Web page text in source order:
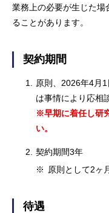
業務上の必要が生じた場
ることがあります。
契約期間
1.
原則、2026年4月
は事情により応相
※早期に着任し研
い。
2.
契約期間3年
※
原則として2ヶ
待遇